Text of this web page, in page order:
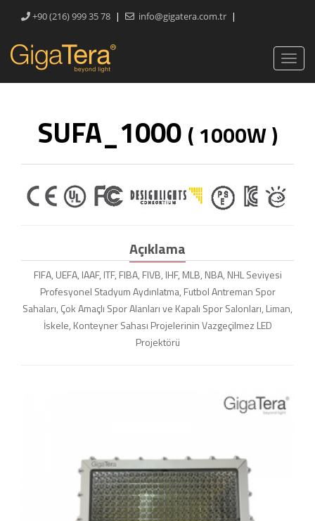
+90 (216) 999 35 78 | info@gigatera.com.tr |
SUFA_1000 ( 1000W )
Açıklama
FIFA, UEFA, IAAF, ITF, FIBA, FIVB, IHF, MLB, NBA, NHL Seviyesi
Profesyonel Stadyum Aydınlatma, Futbol Antreman Spor
Sahaları, Çok Amaçlı Spor Alanları ve Kapalı Spor Salonları, Liman,
İskele, Konteyner Sahası Projelerinin Vazgeçilmez LED
Projektörü